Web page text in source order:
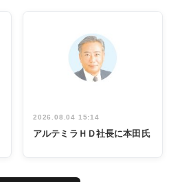
2026.08.04 15:14
アルテミラＨＤ社長に本田氏